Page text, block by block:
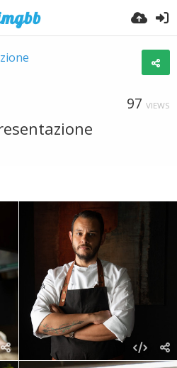
97 VIEWS